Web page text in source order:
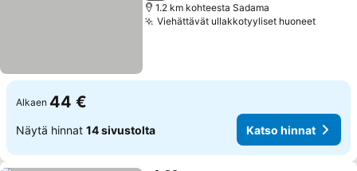
1.2 km kohteesta Sadama
Viehättävät ullakkotyyliset huoneetKatso
Alkaen 44 €
Näytä hinnat 14 sivustolta Katso hinnat